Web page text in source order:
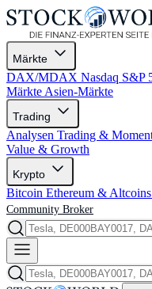
Märkte
DAX/MDAX Nasdaq S&P
Märkte Asien-Märkte
Trading
Analysen Trading &
Value & Growth
Krypto
Bitcoin Ethereum & Altcoins
Community Broker